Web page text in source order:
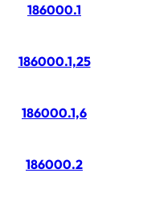
186000.1
186000.1,25
186000.1,6
186000.2